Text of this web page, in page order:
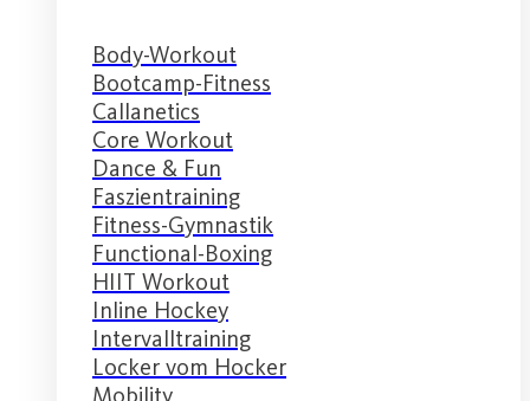
Body-Workout
Bootcamp-Fitness
Callanetics
Core Workout
Dance & Fun
Faszientraining
Fitness-Gymnastik
Functional-Boxing
HIIT Workout
Inline Hockey
Intervalltraining
Locker vom Hocker
Mobility